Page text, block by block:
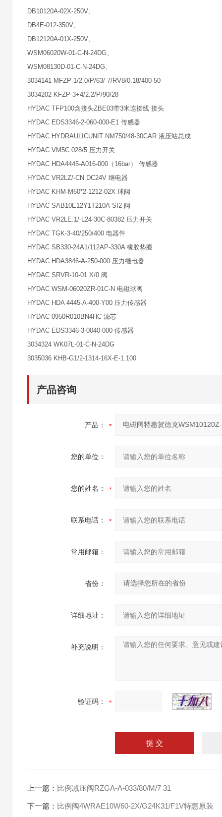
DB10120A-02X-250V、
DB4E-012-350V、
DB12120A-01X-250V、
WSM06020W-01-C-N-24DG、
WSM08130D-01-C-N-24DG、
3034141 MFZP-1/2.0/P/63/ 7/RV8/0.18/400-50
3034202 KFZP-3+4/2.2/P/90/28
HYDAC TFP100含接头ZBE03带3米连接线 接头
HYDAC EDS3346-2-060-000-E1 传感器
HYDAC HYDRAULICUNIT NM750/48-30CAR 液压站总成
HYDAC VM5C.028/5 压力开关
HYDAC HDA4445-A016-000（16bar） 传感器
HYDAC VR2LZ/-CN DC24V 继电器
HYDAC KHM-M60*2-1212-02X 球阀
HYDAC SAB10E12Y1T210A-SI2 阀
HYDAC VR2LE.1/-L24-30C-80382 压力开关
HYDAC TGK-3-40/250/400 电器件
HYDAC SB330-24A1/112AP-330A 橡胶垫圈
HYDAC HDA3846-A-250-000 压力继电器
HYDAC SRVR-10-01 X/0 阀
HYDAC WSM-06020ZR-01C-N 电磁球阀
HYDAC HDA 4445-A-400-Y00 压力传感器
HYDAC 0950R010BN4HC 滤芯
HYDAC EDS3346-3-0040-000 传感器
3034324 WK07L-01-C-N-24DG
3035036 KHB-G1/2-1314-16X-E-1.100
产品咨询
产品：
您的单位：
您的姓名：
联系电话：
常用邮箱：
省份：
详细地址：
补充说明：
验证码：
上一篇： 比例减压阀RZGA-A-033/80/M/7 31
下一篇： 比例阀4WRAE10W60-2X/G24K31/F1V特惠原装